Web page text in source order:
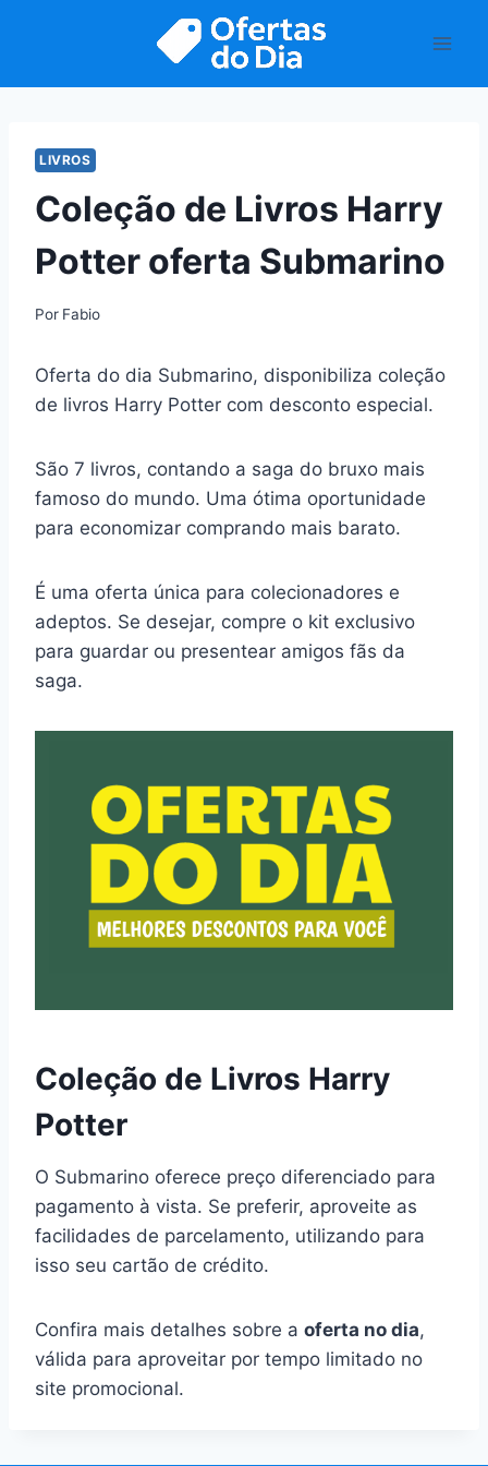
LIVROS
Coleção de Livros Harry
Potter oferta Submarino
Por Fabio
Oferta do dia Submarino, disponibiliza coleção
de livros Harry Potter com desconto especial.
São 7 livros, contando a saga do bruxo mais
famoso do mundo. Uma ótima oportunidade
para economizar comprando mais barato.
É uma oferta única para colecionadores e
adeptos. Se desejar, compre o kit exclusivo
para guardar ou presentear amigos fãs da
saga.
Coleção de Livros Harry
Potter
O Submarino oferece preço diferenciado para
pagamento à vista. Se preferir, aproveite as
facilidades de parcelamento, utilizando para
isso seu cartão de crédito.
Confira mais detalhes sobre a oferta no dia,
válida para aproveitar por tempo limitado no
site promocional.